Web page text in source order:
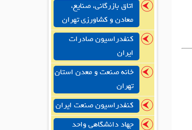
اتاق بازرگانی، صنایع،
معادن و کشاورزی تهران
کنفدراسیون صادرات
ایران
خانه صنعت و معدن استان
تهران
کنفدراسیون صنعت ایران
جهاد دانشگاهی واحد